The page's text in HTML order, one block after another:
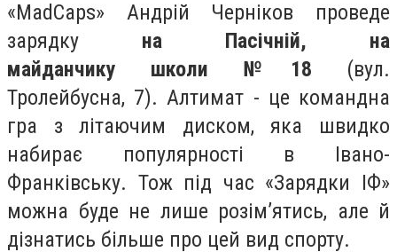
«MadCaps» Андрій Черніков проведе
зарядку на Пасічній, на
майданчику школи №18 (вул.
Тролейбусна, 7). Алтимат - це командна
гра з літаючим диском, яка швидко
набирає популярності в Івано-
Франківську. Тож під час «Зарядки ІФ»
можна буде не лише розім’ятись, але й
дізнатись більше про цей вид спорту.